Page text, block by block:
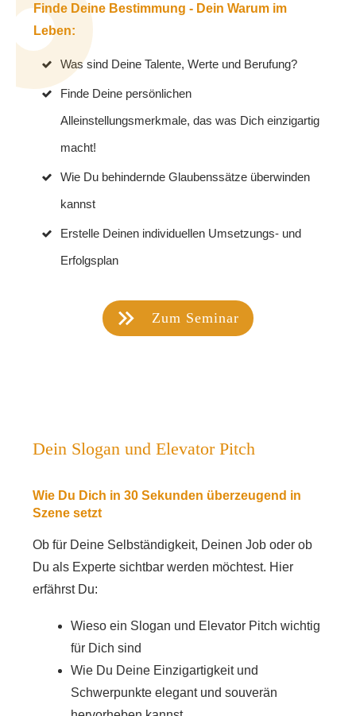
Finde Deine Bestimmung - Dein Warum im
Leben:
Was sind Deine Talente, Werte und Berufung?
Finde Deine persönlichen
Alleinstellungsmerkmale, das was Dich einzigartig
macht!
Wie Du behindernde Glaubenssätze überwinden
kannst
Erstelle Deinen individuellen Umsetzungs- und
Erfolgsplan
Zum Seminar
Dein Slogan und Elevator Pitch
Wie Du Dich in 30 Sekunden überzeugend in
Szene setzt
Ob für Deine Selbständigkeit, Deinen Job oder ob
Du als Experte sichtbar werden möchtest. Hier
erfährst Du:
Wieso ein Slogan und Elevator Pitch wichtig
für Dich sind
Wie Du Deine Einzigartigkeit und
Schwerpunkte elegant und souverän